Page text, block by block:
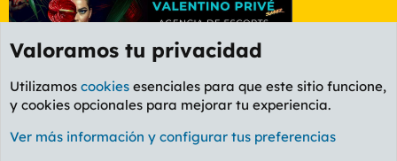
Foro Informática y Videojuegos
Cookies
PL OLDSTYLE AMARILLO
Valoramos tu privacidad
Utilizamos cookies esenciales para que este sitio funcione,
y cookies opcionales para mejorar tu experiencia.
Ver más información y configurar tus preferencias